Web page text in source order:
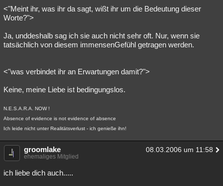
<"Meint ihr, was ihr da sagt, wißt ihr um die Bedeutung dieser
Worte?">
Ja, unddeshalb sag ich sie auch nicht sehr oft. Nur, wenn sie
tatsächlich von diesem immensenGefühl getragen werden.
<"was verbindet ihr an Erwartungen damit?">
Keine, meine Liebe ist bedingungslos.
N.E.S.A.R.A. NOW !
Absence of evidence is not evidence of absence
Ich leide nicht unter Realitätsverlust - ich genieße ihn!
groomlake 08.03.2006 um 11:58
ehemaliges Mitglied
ich liebe dich auch.....